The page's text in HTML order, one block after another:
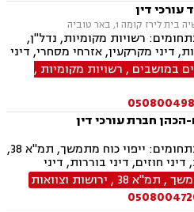
עורכי דין
רשויות מקומיות, נדל"ן,
דיני מקרקעין, אזרחי מסחרי, דיני
זרים, דיני תאגידים, גישור
ובוררויות, מיסוי נדל"ן, תמ"א 38, תכנון ובניה, נחלות
הפקעת קרקעות, מושבים
מכר דירה, דיור מוגן, רשות
הריסה, ירושות וצוואות, הסכמי
במושבים , רשויות מקומיות ,
חברת עורכי דין
המשרד עוסק בתחומים: ייפוי כוח מתמשך, תמ"א 38,
דיני חוזים, דיני בוררות, דיני
מכר דירה, אפוטרופסות, לשון
דיני מכרזים והתקשרויות, דיני
אדם, ביקורת , חוקתי ומנהלי
, תמ"א 38 , ירושות וצוואות